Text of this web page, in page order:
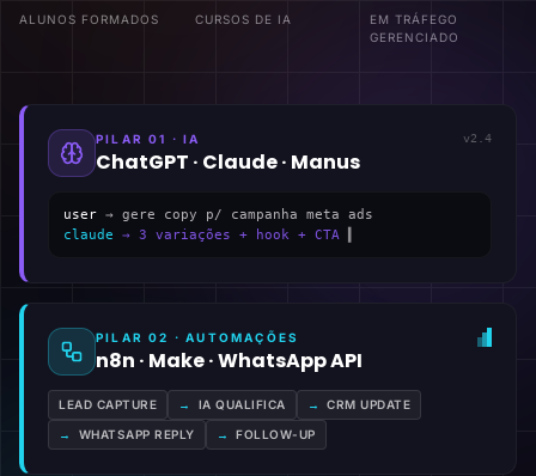
ALUNOS FORMADOS CURSOS DE IA
EM TRÁFEGO
GERENCIADO
PILAR 01 · IA
ChatGPT · Claude · Manus
v2.4
user → gere copy p/ campanha meta ads
claude → 3 variações + hook + CTA
PILAR 02 · AUTOMAÇÕES
n8n · Make · WhatsApp API
LEAD CAPTURE → IA QUALIFICA → CRM UPDATE
→ WHATSAPP REPLY → FOLLOW-UP